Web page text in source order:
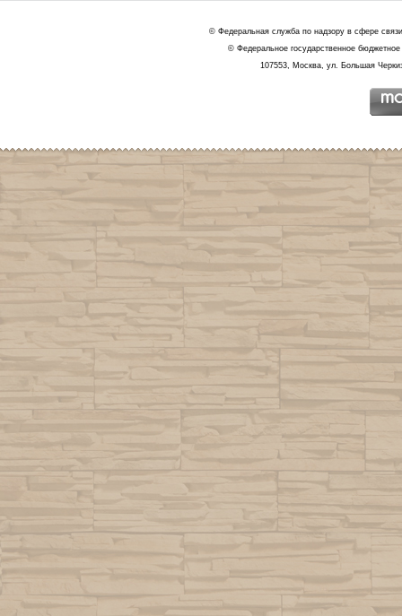
© Федеральная служба по надзору в сфере
© Федеральное государственное
107553, Москва, ул. Большая